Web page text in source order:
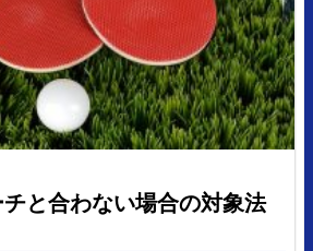
と合わない場合の対象法